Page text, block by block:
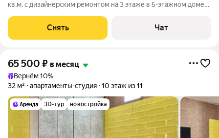
кв.м. с дизайнерским ремонтом на 3 этаже в 5-этажном доме
Холодильник Кондиционер Микроволновка Дом - кирпичный,
окна выходят на
Снять Чат
65 500 ₽ в месяц
Вернём 10%
32 м²
апартаменты-студия 10 этаж из 11
3D-тур новостройка